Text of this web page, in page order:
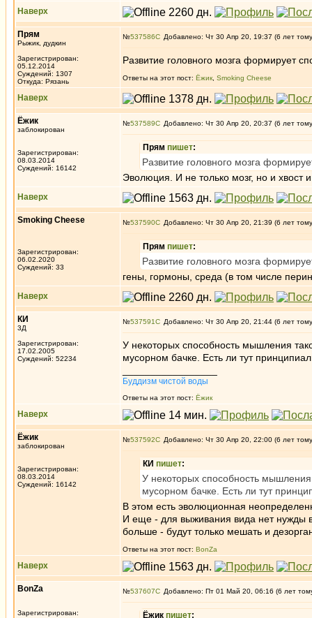
Наверх
Прям
Рыжик, дудкин
Зарегистрирован:
05.12.2014
Суждений: 1307
Откуда: Рязань
№537586 Добавлено: Чт 30 Апр 20, 19:37 (6 лет
Развитие головного мозга формирует
Ответы на этот пост: Ёжик Smoking Cheese
Наверх
Ёжик
заблокирован
Зарегистрирован:
08.03.2014
Суждений: 16142
№537589 Добавлено: Чт 30 Апр 20, 20:37 (6 лет
Прям пишет:
Развитие головного мозга
Эволюция. И не только мозг, но и хвост
Наверх
Smoking Cheese
Зарегистрирован:
06.02.2020
Суждений: 33
№537590 Добавлено: Чт 30 Апр 20, 21:39 (6 лет
Прям пишет:
Развитие головного мозга
гены, гормоны, среда (в том числе
Наверх
КИ
3Д
Зарегистрирован:
17.02.2005
Суждений: 52234
№537591 Добавлено: Чт 30 Апр 20, 21:44 (6 лет
У некоторых способность мышления
мусорном бачке. Есть ли тут
Буддизм чистой воды
Ответы на этот пост: Ёжик
Наверх
Ёжик
заблокирован
Зарегистрирован:
08.03.2014
Суждений: 16142
№537592 Добавлено: Чт 30 Апр 20, 22:00 (6 лет
КИ пишет:
У некоторых способность
мусорном бачке. Есть ли тут
В этом есть эволюционная
И еще - для выживания вида нет нужды
больше - будут только мешать и
Ответы на этот пост: BonZa
Наверх
BonZa
Зарегистрирован:
№537607 Добавлено: Пт 01 Май 20, 06:16 (6 лет
Ёжик пишет: